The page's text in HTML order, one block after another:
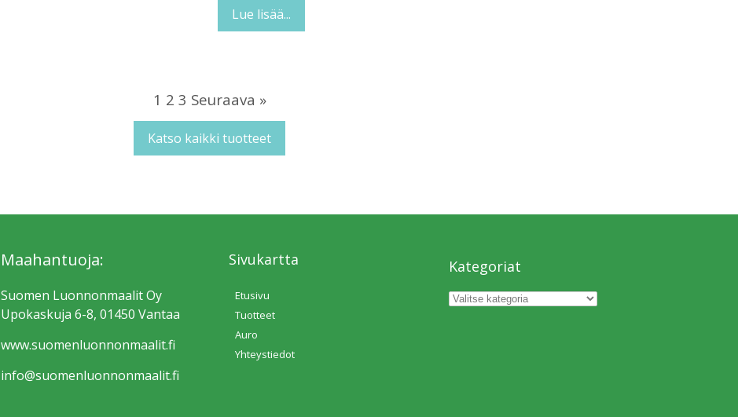
Lue lisää...
1 2 3 Seuraava »
Katso kaikki tuotteet
Maahantuoja:
Suomen Luonnonmaalit Oy
Upokaskuja 6-8, 01450 Vantaa
www.suomen­luonnonmaalit.fi
info@suomen­luonnonmaalit.fi
Sivukartta
Etusivu
Tuotteet
Auro
Yhteystiedot
Kategoriat